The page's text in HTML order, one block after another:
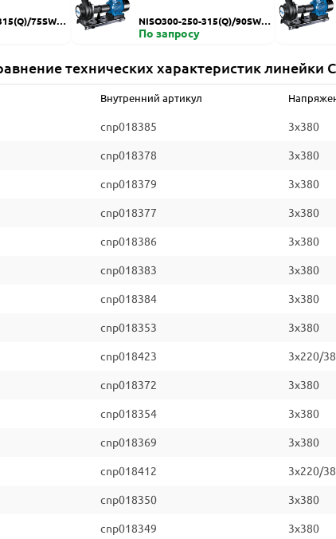
75SWH
NISO300-250-315(Q)/90SWH
ZDI
По запросу
технических характеристик линейки
Внутренний артикул
cnp018385 3x380
cnp018378 3x380
cnp018379 3x380
cnp018377 3x380
cnp018386 3x380
cnp018383 3x380
cnp018384 3x380
cnp018353 3x380
cnp018423 3x220/
cnp018372 3x380
cnp018354 3x380
cnp018369 3x380
cnp018412 3x220/
cnp018350 3x380
cnp018349 3x380